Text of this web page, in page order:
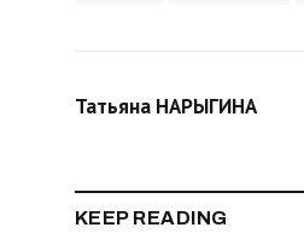
Татьяна НАРЫГИНА
KEEP READING